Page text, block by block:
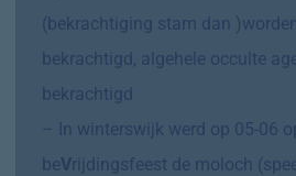
(bekrachtiging stam dan
bekrachtigd, algehele occulte
bekrachtigd
– In winterswijk werd op 05-06
beVrijdingsfeest de moloch